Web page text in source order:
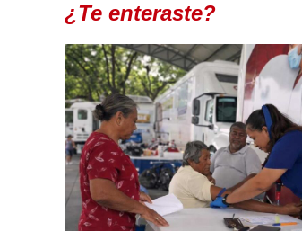
¿Te enteraste?